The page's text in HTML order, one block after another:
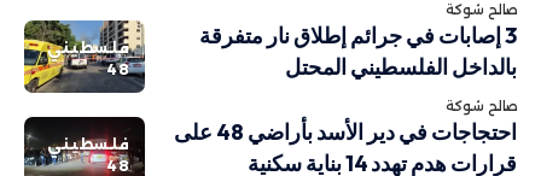
صالح شوكة
فلسطيني
48
3 إصابات في جرائم إطلاق نار متفرقة
بالداخل الفلسطيني المحتل
صالح شوكة
فلسطيني
48
احتجاجات في دير الأسد بأراضي 48 على
قرارات هدم تهدد 14 بناية سكنية